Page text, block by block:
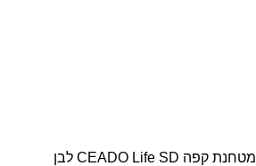
מטחנת קפה CEADO Life SD לבן